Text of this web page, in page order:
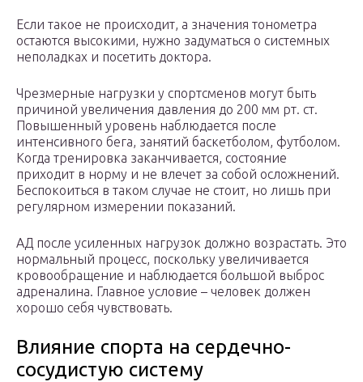
Если такое не происходит, а значения тонометра
остаются высокими, нужно задуматься о системных
неполадках и посетить доктора.
Чрезмерные нагрузки у спортсменов могут быть
причиной увеличения давления до 200 мм рт. ст.
Повышенный уровень наблюдается после
интенсивного бега, занятий баскетболом, футболом.
Когда тренировка заканчивается, состояние
приходит в норму и не влечет за собой осложнений.
Беспокоиться в таком случае не стоит, но лишь при
регулярном измерении показаний.
АД после усиленных нагрузок должно возрастать. Это
нормальный процесс, поскольку увеличивается
кровообращение и наблюдается большой выброс
адреналина. Главное условие – человек должен
хорошо себя чувствовать.
Влияние спорта на сердечно-
сосудистую систему